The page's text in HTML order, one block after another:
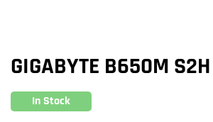
GIGABYTE B650M S2H
In Stock